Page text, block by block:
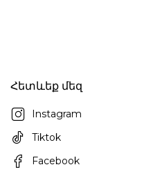
Հետևեք մեզ
Instagram
Tiktok
Facebook